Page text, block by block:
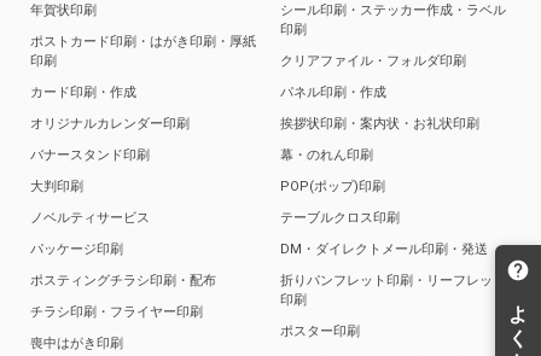
年賀状印刷
ポストカード印刷・はがき印刷・厚紙
印刷
カード印刷・作成
オリジナルカレンダー印刷
バナースタンド印刷
大判印刷
ノベルティサービス
パッケージ印刷
ポスティングチラシ印刷・配布
チラシ印刷・フライヤー印刷
喪中はがき印刷
シール印刷・ステッカー作成・ラベル
印刷
クリアファイル・フォルダ印刷
パネル印刷・作成
挨拶状印刷・案内状・お礼状印刷
幕・のれん印刷
POP(ポップ)印刷
テーブルクロス印刷
DM・ダイレクトメール印刷・発送
折りパンフレット印刷・リーフレット
印刷
ポスター印刷